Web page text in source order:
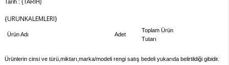
Tarih : {TARIH}
{URUNKALEMLERI}
Ürün Adı Adet
Toplam Ürün
Tutarı
Ürünlerin cinsi ve türü,miktarı,marka/modeli rengi satış bedeli yukarıda belirtildiği gibidir.